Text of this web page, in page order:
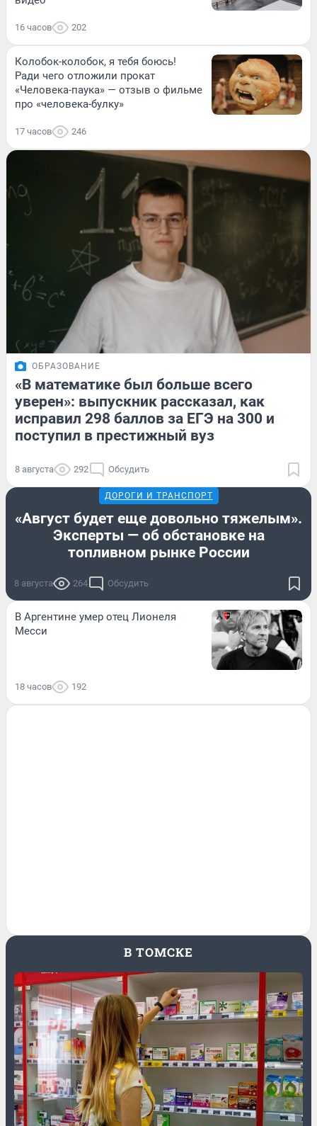
16 часов 202
Колобок-колобок, я тебя боюсь!
Ради чего отложили прокат
«Человека-паука» — отзыв о фильме
про «человека-булку»
17 часов 246
ОБРАЗОВАНИЕ
«В математике был больше всего
уверен»: выпускник рассказал, как
исправил 298 баллов за ЕГЭ на 300 и
поступил в престижный вуз
8 августа 292 Обсудить
ДОРОГИ И ТРАНСПОРТ
«Август будет еще довольно тяжелым».
Эксперты — об обстановке на
топливном рынке России
8 августа 264 Обсудить
В Аргентине умер отец Лионеля
Месси
18 часов 192
В ТОМСКЕ